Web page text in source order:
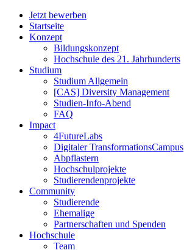
Jetzt bewerben
Startseite
Konzept
Bildungskonzept
Hochschule des 21. Jahrhunderts
Studium
Studium Allgemein
[CAS] Diversity Management
Studien-Info-Abend
FAQ
Impact
4FutureLabs
Digitaler TransformationsCampus
Abpflastern
Hochschulprojekte
Studierendenprojekte
Community
Studierende
Ehemalige
Partnerschaften und Spenden
Hochschule
Team